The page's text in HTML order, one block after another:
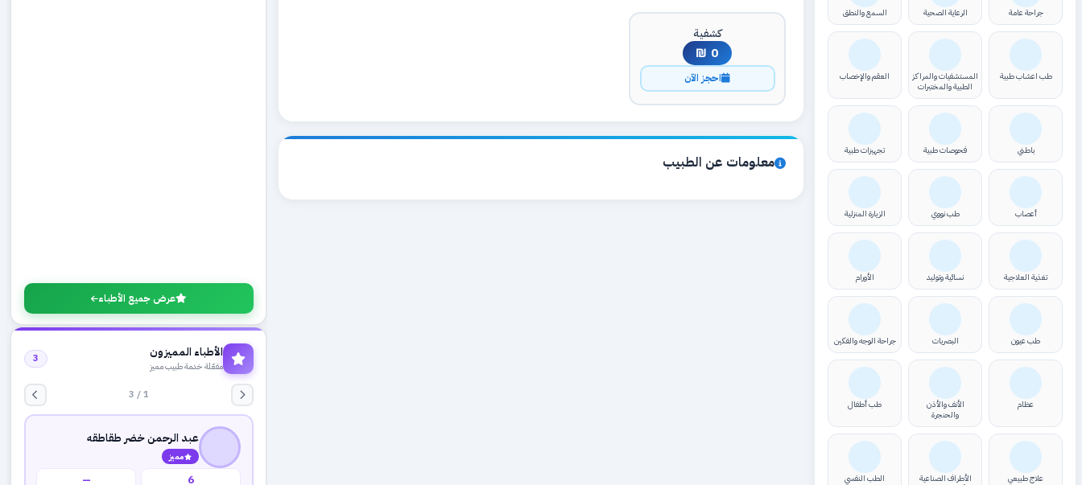
جراحة عامة الرعاية الصحية السمع والنطق
طب اعشاب طبية
المستشفيات والمراكز
الطبية والمختبرات
العقم والإخصاب
باطني فحوصات طبية تجهيزات طبية
أعصاب طب نووي الزيارة المنزلية
تغذية العلاجية نسائية وتوليد الأورام
طب عيون البصريات جراحة الوجه والفكين
عظام
الأنف والأذن
والحنجرة
طب أطفال
علاج طبيعي
الأطراف الصناعية
الطب النفسي
كشفية
0 ₪
احجز الآن
معلومات عن الطبيب
عرض جميع الأطباء
الأطباء المميزون
مفعّلة خدمة طبيب مميز
3
1 / 3
عبد الرحمن خضر طقاطقه
مميز
6
—